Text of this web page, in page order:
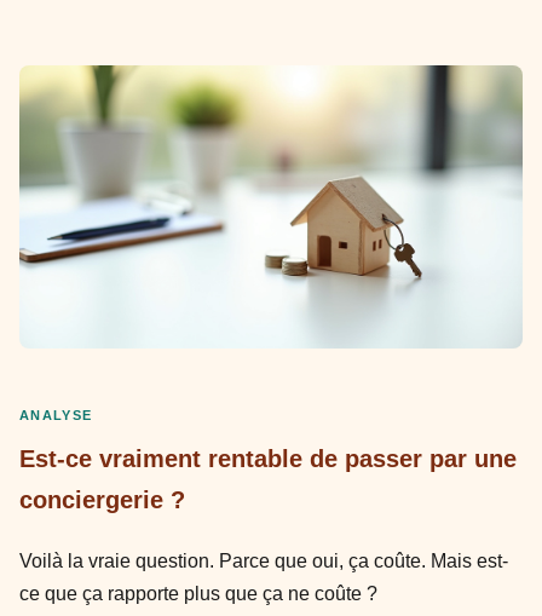
ANALYSE
Est-ce vraiment rentable de passer par une
conciergerie ?
Voilà la vraie question. Parce que oui, ça coûte. Mais est-
ce que ça rapporte plus que ça ne coûte ?